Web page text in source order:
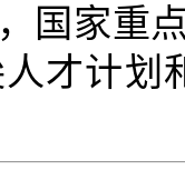
，国家
才计划